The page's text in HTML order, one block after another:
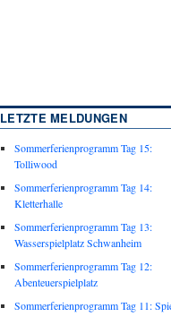
LETZTE MELDUNGEN
Sommerferienprogramm Tag 15:
Tolliwood
Sommerferienprogramm Tag 14:
Kletterhalle
Sommerferienprogramm Tag 13:
Wasserspielplatz Schwanheim
Sommerferienprogramm Tag 12:
Abenteuerspielplatz
Sommerferienprogramm Tag 11: